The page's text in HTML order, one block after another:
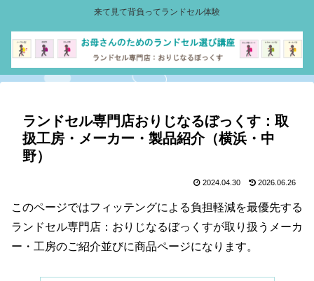
来て見て背負ってランドセル体験
ランドセル専門店おりじなるぼっくす：取
扱工房・メーカー・製品紹介（横浜・中
野）
2024.04.30 2026.06.26
このページではフィッテングによる負担軽減を最優先する
ランドセル専門店：おりじなるぼっくすが取り扱うメーカ
ー・工房のご紹介並びに商品ページになります。